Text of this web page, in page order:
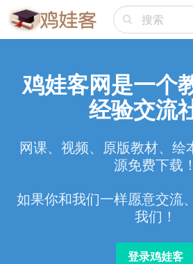
鸡娃客网是一个
经验交流
网课、视频、原版教材、
源免费下载！
如果你和我们一样愿意交流
我们！
登录鸡娃客